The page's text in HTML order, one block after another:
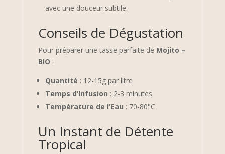
avec une douceur subtile.
Conseils de Dégustation
Pour préparer une tasse parfaite de Mojito –
BIO :
Quantité : 12-15g par litre
Temps d’Infusion : 2-3 minutes
Température de l’Eau : 70-80°C
Un Instant de Détente
Tropical